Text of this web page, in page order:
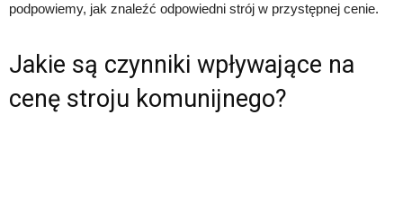
podpowiemy, jak znaleźć odpowiedni strój w przystępnej cenie.
Jakie są czynniki wpływające na
cenę stroju komunijnego?